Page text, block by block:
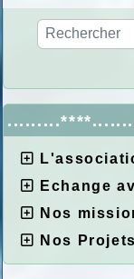
Echange
Nos
Nos Projets